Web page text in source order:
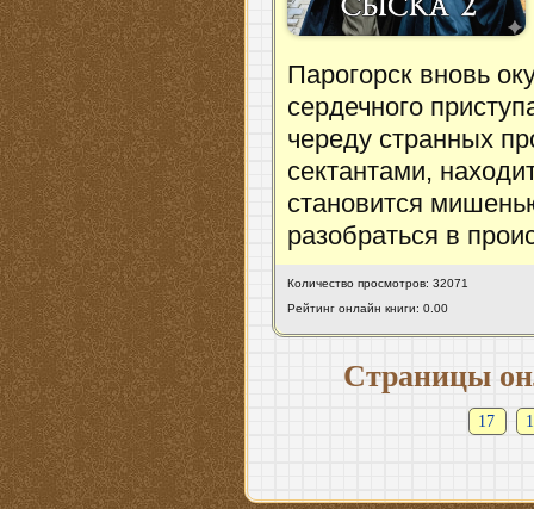
Парогорск вновь
сердечного
череду странных
сектантами,
становится
разобраться в
Количество просмотров: 32071
Рейтинг онлайн книги: 0.00
Страницы
17